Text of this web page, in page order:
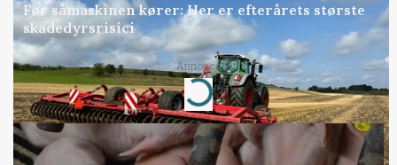
Før såmaskinen kører: Her er efterårets største
skadedyrsrisici
Annonce
Loading...